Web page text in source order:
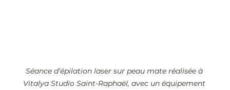
Séance d’épilation laser sur peau mate réalisée à
Vitalya Studio Saint-Raphaël, avec un équipement